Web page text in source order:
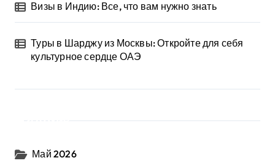
Визы в Индию: Все, что вам нужно знать
Туры в Шарджу из Москвы: Откройте для себя
культурное сердце ОАЭ
Май 2026